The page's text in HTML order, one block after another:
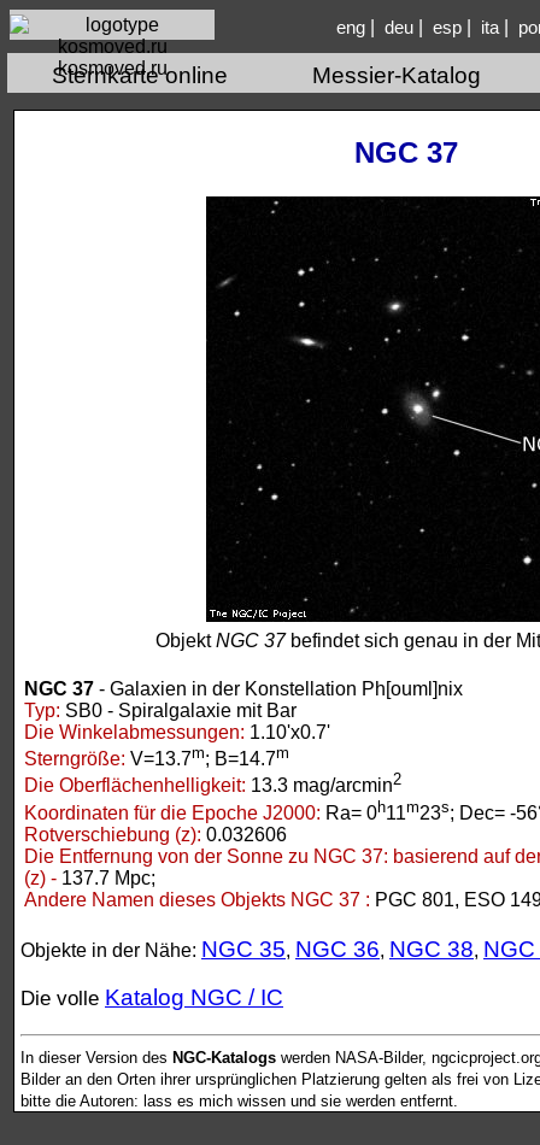
kosmoved.ru
eng| deu| esp| ita|
Sternkarte online Messier-Katalog
NGC 37
ObjektNGC 37befindet sich genau in der
NGC 37 - Galaxien in der Konstellation Ph[ouml]nix
Typ: SB0 - Spiralgalaxie mit Bar
Die Winkelabmessungen: 1.10'x0.7'
Sterngröße: V=13.7m; B=14.7m
Die Oberflächenhelligkeit: 13.3 mag/arcmin2
Koordinaten für die Epoche J2000: Ra= 0h11m23s; Dec= -
Rotverschiebung (z): 0.032606
Die Entfernung von der Sonne zu NGC 37: basierend auf
(z) - 137.7 Mpc;
Andere Namen dieses Objekts NGC 37 : PGC 801, ESO
Objekte in der Nähe: NGC 35, NGC 36, NGC 38,
Die volle Katalog NGC / IC
In dieser Version des NGC-Katalogs werden NASA-Bilder,
Bilder an den Orten ihrer ursprünglichen Platzierung gelten als frei von
bitte die Autoren: lass es mich wissen und sie werden entfernt.